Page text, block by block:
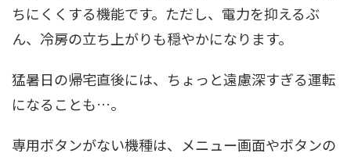
ちにくくする機能です。ただし、電力を抑えるぶ
ん、冷房の立ち上がりも穏やかになります。
猛暑日の帰宅直後には、ちょっと遠慮深すぎる運転
になることも…。
専用ボタンがない機種は、メニュー画面やボタンの